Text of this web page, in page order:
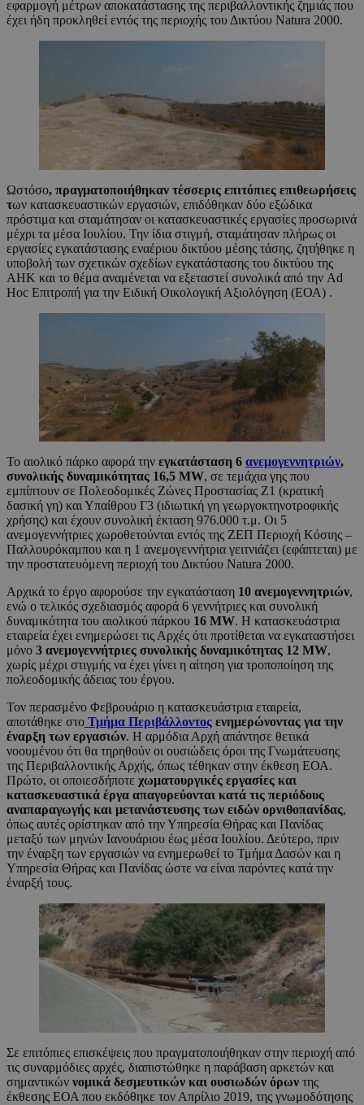
εφαρμογή μέτρων αποκατάστασης της περιβαλλοντικής ζημιάς που
έχει ήδη προκληθεί εντός της περιοχής του Δικτύου Natura 2000.
Ωστόσο, πραγματοποιήθηκαν τέσσερις επιτόπιες επιθεωρήσεις
των κατασκευαστικών εργασιών, επιδόθηκαν δύο εξώδικα
πρόστιμα και σταμάτησαν οι κατασκευαστικές εργασίες προσωρινά
μέχρι τα μέσα Ιουλίου. Την ίδια στιγμή, σταμάτησαν πλήρως οι
εργασίες εγκατάστασης εναέριου δικτύου μέσης τάσης, ζητήθηκε η
υποβολή των σχετικών σχεδίων εγκατάστασης του δικτύου της
ΑΗΚ και το θέμα αναμένεται να εξεταστεί συνολικά από την Ad
Hoc Επιτροπή για την Ειδική Οικολογική Αξιολόγηση (ΕΟΑ) .
Το αιολικό πάρκο αφορά την εγκατάσταση 6 ανεμογεννητριών,
συνολικής δυναμικότητας 16,5 MW, σε τεμάχια γης που
εμπίπτουν σε Πολεοδομικές Ζώνες Προστασίας Ζ1 (κρατική
δασική γη) και Υπαίθρου Γ3 (ιδιωτική γη γεωργοκτηνοτροφικής
χρήσης) και έχουν συνολική έκταση 976.000 τ.μ. Οι 5
ανεμογεννήτριες χωροθετούνται εντός της ΖΕΠ Περιοχή Κόσιης –
Παλλουρόκαμπου και η 1 ανεμογεννήτρια γειτνιάζει (εφάπτεται) με
την προστατευόμενη περιοχή του Δικτύου Natura 2000.
Αρχικά το έργο αφορούσε την εγκατάσταση 10 ανεμογεννητριών,
ενώ ο τελικός σχεδιασμός αφορά 6 γεννήτριες και συνολική
δυναμικότητα του αιολικού πάρκου 16 MW. Η κατασκευάστρια
εταιρεία έχει ενημερώσει τις Αρχές ότι προτίθεται να εγκαταστήσει
μόνο 3 ανεμογεννήτριες συνολικής δυναμικότητας 12 MW,
χωρίς μέχρι στιγμής να έχει γίνει η αίτηση για τροποποίηση της
πολεοδομικής άδειας του έργου.
Τον περασμένο Φεβρουάριο η κατασκευάστρια εταιρεία,
αποτάθηκε στο Τμήμα Περιβάλλοντος ενημερώνοντας για την
έναρξη των εργασιών. Η αρμόδια Αρχή απάντησε θετικά
νοουμένου ότι θα τηρηθούν οι ουσιώδεις όροι της Γνωμάτευσης
της Περιβαλλοντικής Αρχής, όπως τέθηκαν στην έκθεση ΕΟΑ.
Πρώτο, οι οποιεσδήποτε χωματουργικές εργασίες και
κατασκευαστικά έργα απαγορεύονται κατά τις περιόδους
αναπαραγωγής και μετανάστευσης των ειδών ορνιθοπανίδας,
όπως αυτές ορίστηκαν από την Υπηρεσία Θήρας και Πανίδας
μεταξύ των μηνών Ιανουάριου έως μέσα Ιουλίου. Δεύτερο, πριν
την έναρξη των εργασιών να ενημερωθεί το Τμήμα Δασών και η
Υπηρεσία Θήρας και Πανίδας ώστε να είναι παρόντες κατά την
έναρξή τους.
Σε επιτόπιες επισκέψεις που πραγματοποιήθηκαν στην περιοχή από
τις συναρμόδιες αρχές, διαπιστώθηκε η παράβαση αρκετών και
σημαντικών νομικά δεσμευτικών και ουσιωδών όρων της
έκθεσης ΕΟΑ που εκδόθηκε τον Απρίλιο 2019, της γνωμοδότησης